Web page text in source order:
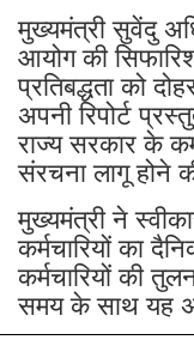
मुख्यमंत्री सुवेंदु
आयोग की
प्रतिबद्धता को
अपनी रिपोर्ट
राज्य सरकार के
संरचना लागू होने
मुख्यमंत्री ने
कर्मचारियों का
कर्मचारियों की
समय के साथ यह